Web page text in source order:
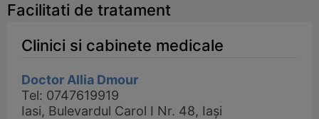
Facilitati de tratament
Clinici si cabinete medicale
Doctor Allia Dmour
Tel: 0747619919
Iasi, Bulevardul Carol I Nr. 48, Iași